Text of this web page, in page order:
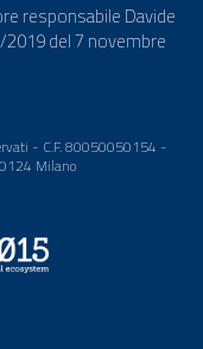
responsabile Davide
2019 del 7 novembre
- C.F. 80050050154 -
Milano